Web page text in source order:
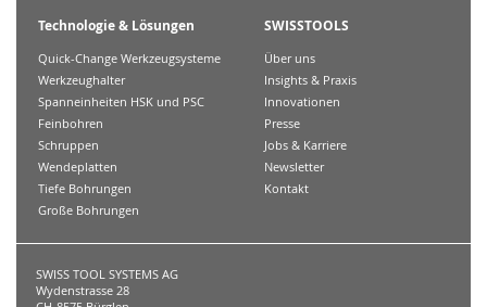
Technologie & Lösungen
Quick-Change Werkzeugsysteme
Werkzeughalter
Spanneinheiten HSK und PSC
Feinbohren
Schruppen
Wendeplatten
Tiefe Bohrungen
Große Bohrungen
SWISSTOOLS
Über uns
Insights & Praxis
Innovationen
Presse
Jobs & Karriere
Newsletter
Kontakt
SWISS TOOL SYSTEMS AG
Wydenstrasse 28